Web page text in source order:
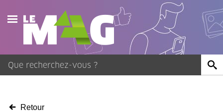
Actualités
Agenda
Retour